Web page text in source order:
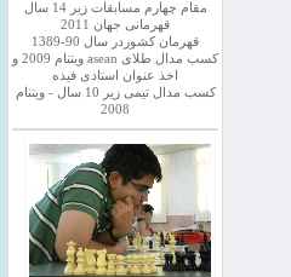
مقام چهارم مسابقات زیر 14 سال
قهرمانی جهان 2011
قهرمان کشوردر سال 90-1389
کسب مدال طلای asean ویتنام 2009 و
اخذ عنوان استادی فیده
کسب مدال تیمی زیر 10 سال - ویتنام
2008